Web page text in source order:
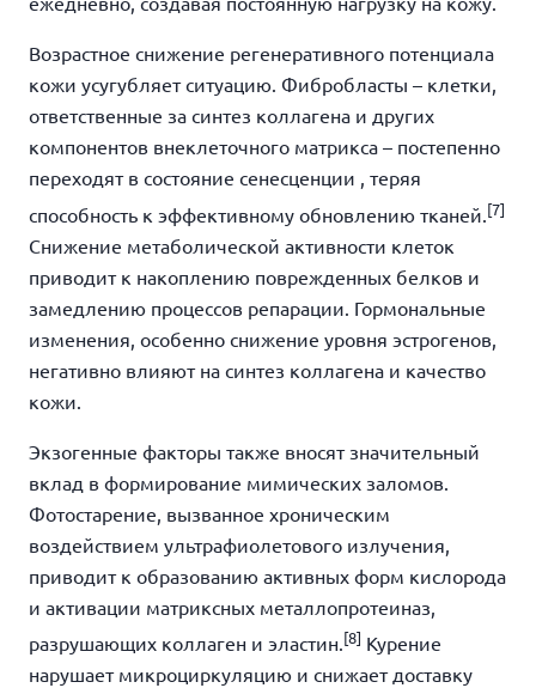
Возрастное снижение регенеративного потенциала
кожи усугубляет ситуацию. Фибробласты – клетки,
ответственные за синтез коллагена и других
компонентов внеклеточного матрикса – постепенно
переходят в состояние сенесценции , теряя
способность к эффективному обновлению тканей.[7]
Снижение метаболической активности клеток
приводит к накоплению поврежденных белков и
замедлению процессов репарации. Гормональные
изменения, особенно снижение уровня эстрогенов,
негативно влияют на синтез коллагена и качество
кожи.
Экзогенные факторы также вносят значительный
вклад в формирование мимических заломов.
Фотостарение, вызванное хроническим
воздействием ультрафиолетового излучения,
приводит к образованию активных форм кислорода
и активации матриксных металлопротеиназ,
разрушающих коллаген и эластин.[8] Курение
нарушает микроциркуляцию и снижает доставку